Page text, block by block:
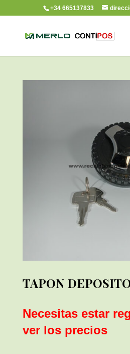
+34 665137833
TAPON
Necesitas estar
ver los precios